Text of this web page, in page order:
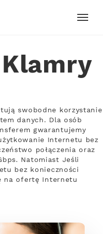
swobodne korzystanie
danych. Dla osób
gwarantujemy
Internetu bez
połączenia oraz
Natomiast Jeśli
bez konieczności
na ofertę Internetu